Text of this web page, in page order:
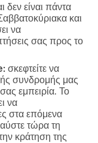
δεν είναι πάντα
και
να
σας προς το
σκεφτείτε να
συνδρομής μας
εμπειρία. Το
να
στα επόμενα
τώρα τη
κράτηση της